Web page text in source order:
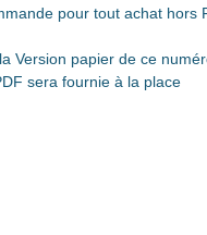
pour tout achat hors
Version papier de ce
sera fournie à la place